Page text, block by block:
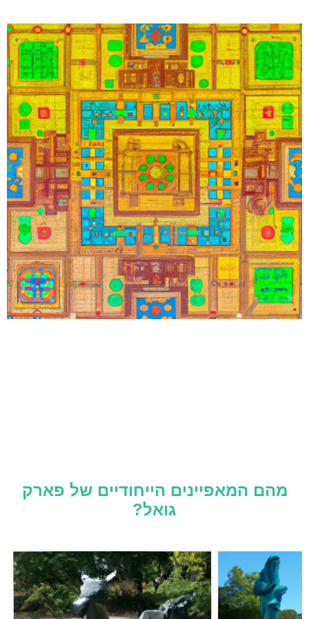
מהם המאפיינים הייחודיים של פארק
גואל?